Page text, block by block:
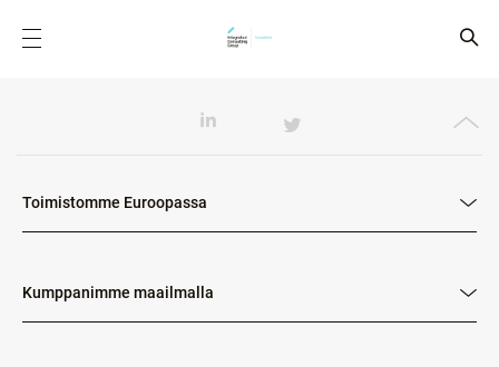
Toimistomme Euroopassa
Kumppanimme maailmalla